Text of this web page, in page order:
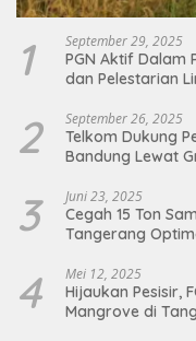
1 September 29, 2025
PGN Aktif Dalam
dan Pelestarian
2 September 26, 2025
Telkom Dukung
Bandung Lewat
3 Juni 23, 2025
Cegah 15 Ton
Tangerang
4 Mei 12, 2025
Hijaukan Pesisir,
Mangrove di